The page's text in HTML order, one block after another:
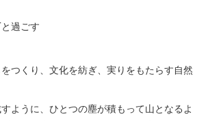
過ごす
つくり、文化を紡ぎ、実りをもたらす自然
ように、ひとつの塵が積もって山となるよ